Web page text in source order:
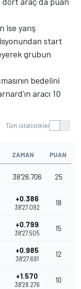
ise yarış
start
grubun
bedelini
aracı 10
Tüm istatistikler
ZAMAN PUAN
38'26.706 25
+0.386
38'27.092
18
+0.799
38'27.505
15
+0.985
38'27.691
12
+1.570
38'28.276
10